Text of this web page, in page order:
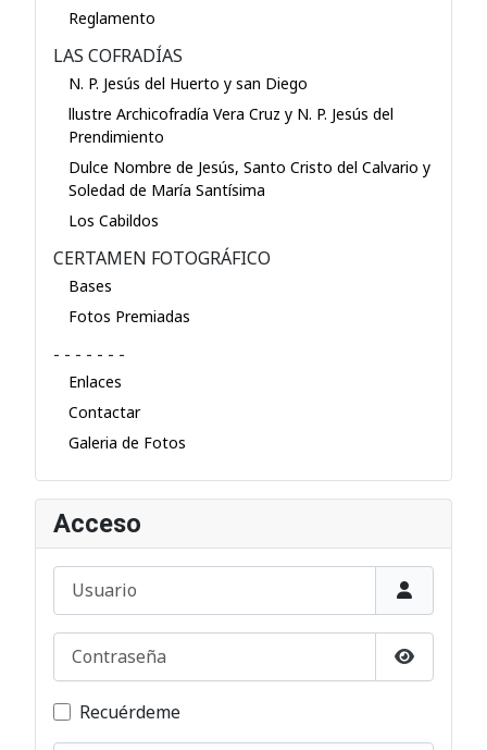
Reglamento
LAS COFRADÍAS
N. P. Jesús del Huerto y san Diego
llustre Archicofradía Vera Cruz y N. P. Jesús del
Prendimiento
Dulce Nombre de Jesús, Santo Cristo del Calvario y
Soledad de María Santísima
Los Cabildos
CERTAMEN FOTOGRÁFICO
Bases
Fotos Premiadas
- - - - - - -
Enlaces
Contactar
Galeria de Fotos
Acceso
Usuario
Contraseña
Mostrar
Recuérdeme